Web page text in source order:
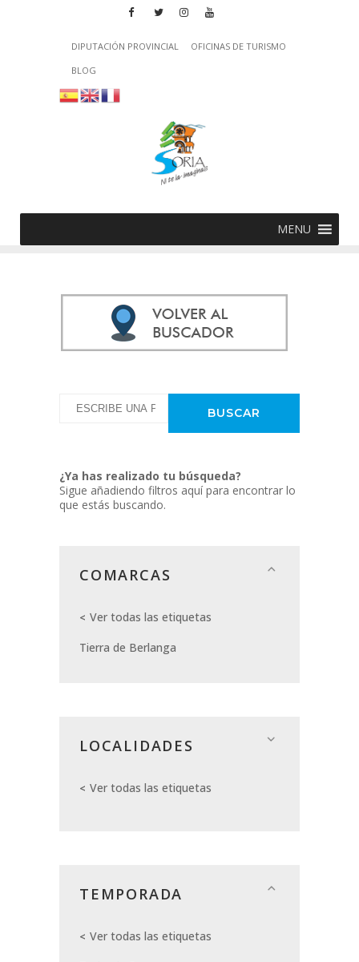
DIPUTACIÓN PROVINCIAL
OFICINAS DE TURISMO
BLOG
MENU
¿Ya has realizado tu búsqueda?
Sigue añadiendo filtros aquí para encontrar lo
que estás buscando.
COMARCAS
Ver todas las etiquetas
Tierra de Berlanga
LOCALIDADES
Ver todas las etiquetas
TEMPORADA
Ver todas las etiquetas